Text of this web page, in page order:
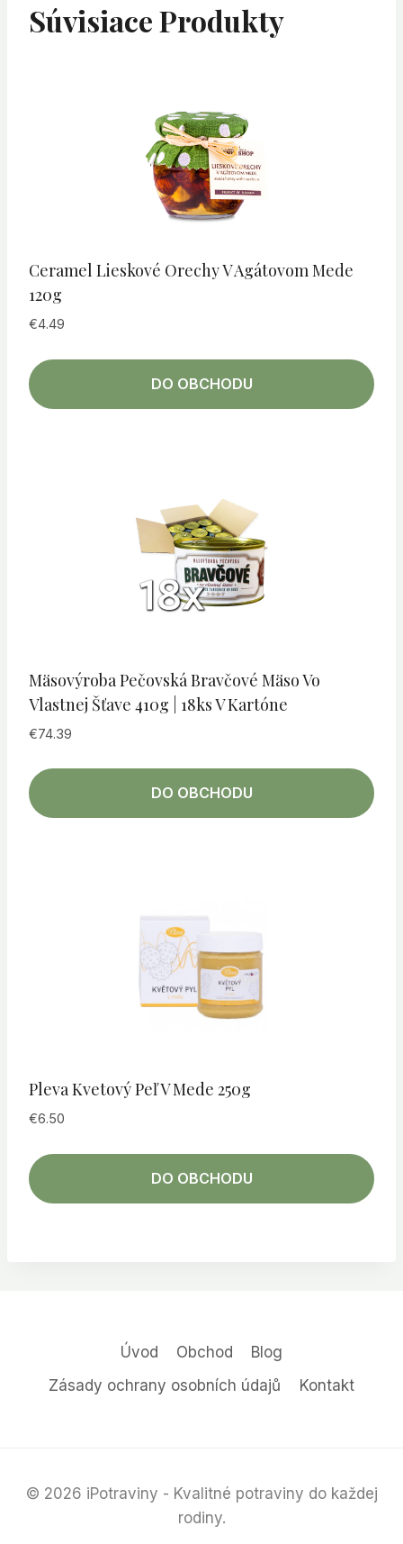
Súvisiace Produkty
Ceramel Lieskové Orechy V Agátovom Mede
120g
€4.49
DO OBCHODU
Mäsovýroba Pečovská Bravčové Mäso Vo
Vlastnej Šťave 410g | 18ks V Kartóne
€74.39
DO OBCHODU
Pleva Kvetový Peľ V Mede 250g
€6.50
DO OBCHODU
Úvod Obchod
Blog
Zásady ochrany osobních údajů
Kontakt
© 2026 iPotraviny - Kvalitné potraviny do každej
rodiny.